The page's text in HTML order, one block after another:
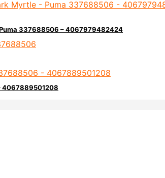
337688506 – 4067979482424
4067889501208